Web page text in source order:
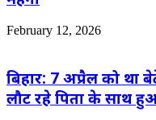
February 12, 2026
बिहार: 7 अप्रैल को था
लौट रहे पिता के साथ